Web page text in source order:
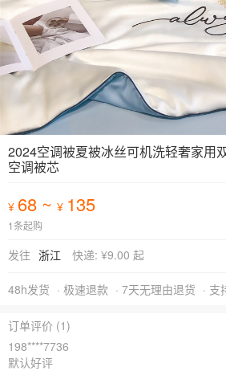
2024空调被夏被冰丝可机洗轻奢家用
空调被芯
¥ 68 ~ ¥ 135
1条起购
发往 浙江 快递: ¥9.00 起
48h发货 · 极速退款 · 7天无理由退货 · 支
订单评价 (1)
198****7736
默认好评